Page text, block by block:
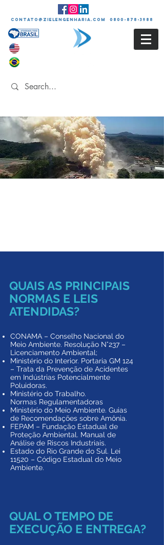
contato@zielengenharia.com 0800-878-3988
QUAIS AS PRINCIPAIS
NORMAS E LEIS
ATENDIDAS?
CONAMA – Conselho Nacional do
Meio Ambiente. Resolução N°237 –
Licenciamento Ambiental;
Ministério do Interior. Portaria GM 124
– Trata da Prevenção de Acidentes
em Indústrias Potencialmente
Poluidoras.
Ministério do Trabalho.
Normas Regulamentadoras
Ministério do Meio Ambiente. Guias
de Recomendações sobre Amônia.
FEPAM – Fundação Estadual de
Proteção Ambiental. Manual de
Análise de Riscos Industriais.
Estado do Rio Grande do Sul. Lei
11520 – Código Estadual do Meio
Ambiente.
QUAL O TEMPO DE
EXECUÇÃO E ENTREGA?